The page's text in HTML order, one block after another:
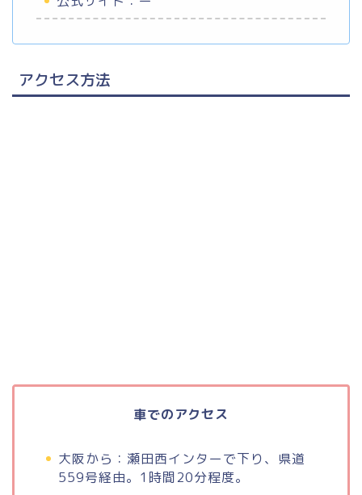
アクセス方法
車でのアクセス
大阪から：瀬田西インターで下り、県道
559号経由。1時間20分程度。